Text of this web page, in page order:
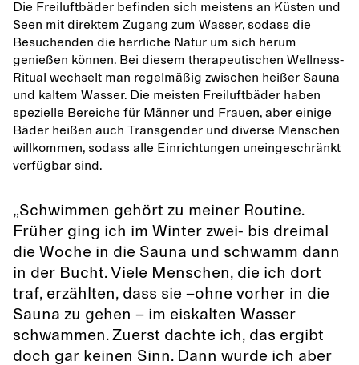
Die Freiluftbäder befinden sich meistens an Küsten und
Seen mit direktem Zugang zum Wasser, sodass die
Besuchenden die herrliche Natur um sich herum
genießen können. Bei diesem therapeutischen Wellness-
Ritual wechselt man regelmäßig zwischen heißer Sauna
und kaltem Wasser. Die meisten Freiluftbäder haben
spezielle Bereiche für Männer und Frauen, aber einige
Bäder heißen auch Transgender und diverse Menschen
willkommen, sodass alle Einrichtungen uneingeschränkt
verfügbar sind.
„Schwimmen gehört zu meiner Routine.
Früher ging ich im Winter zwei- bis dreimal
die Woche in die Sauna und schwamm dann
in der Bucht. Viele Menschen, die ich dort
traf, erzählten, dass sie –ohne vorher in die
Sauna zu gehen – im eiskalten Wasser
schwammen. Zuerst dachte ich, das ergibt
doch gar keinen Sinn. Dann wurde ich aber